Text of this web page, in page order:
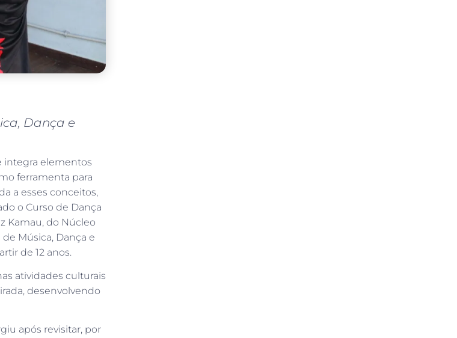
Dança e
integra elementos
ferramenta para
a esses conceitos,
o Curso de Dança
Kamau, do Núcleo
Música, Dança e
de 12 anos.
atividades culturais
desenvolvendo
após revisitar, por